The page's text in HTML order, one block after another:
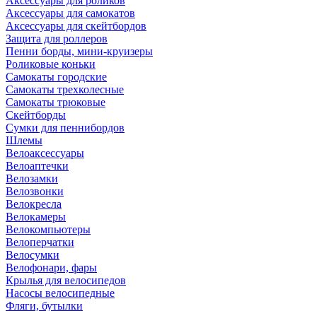
Аксессуары для самокатов
Аксессуары для скейтбордов
Защита для роллеров
Пенни борды, мини-круизеры
Роликовые коньки
Самокаты городские
Самокаты трехколесные
Самокаты трюковые
Скейтборды
Сумки для пеннибордов
Шлемы
Велоаксессуары
Велоаптечки
Велозамки
Велозвонки
Велокресла
Велокамеры
Велокомпьютеры
Велоперчатки
Велосумки
Велофонари, фары
Крылья для велосипедов
Насосы велосипедные
Фляги, бутылки